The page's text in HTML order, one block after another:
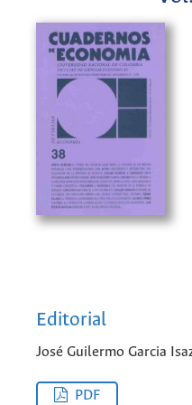
Editorial
José Guilermo Garcia
PDF